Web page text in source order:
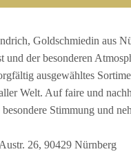
Goldschmiedin aus
und der besonderen
ausgewähltes
Welt. Auf faire und
besondere Stimmung und
26, 90429 Nürnberg